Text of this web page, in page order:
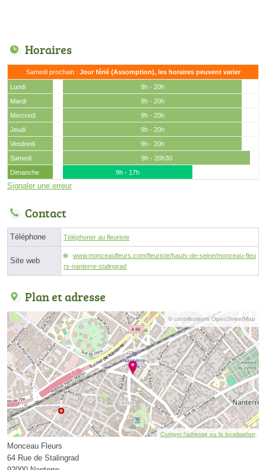
Horaires
Samedi prochain : Jour férié (Assomption), les horaires peuvent varier
Lundi
9h - 20h
Mardi
9h - 20h
Mercredi
9h - 20h
Jeudi
9h - 20h
Vendredi
9h - 20h
Samedi
9h - 20h30
Dimanche
9h - 17h
Signaler une erreur
Contact
Téléphone Téléphoner au fleuriste
Site web
www.monceaufleurs.com/fleuriste/hauts-de-seine/monceau-fleu
rs-nanterre-stalingrad
Plan et adresse
© contributeurs OpenStreetMap
Corriger l’adresse ou la localisation
Monceau Fleurs
64 Rue de Stalingrad